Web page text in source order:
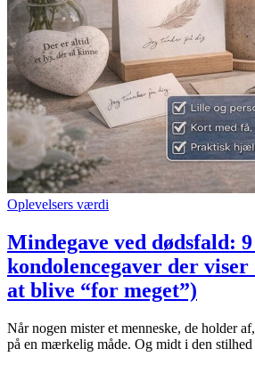
Oplevelsers værdi
Mindegave ved dødsfald:
kondolencegaver der viser
at blive “for meget”)
Når nogen mister et menneske, de holder
på en mærkelig måde. Og midt i den